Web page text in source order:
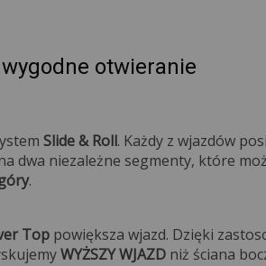
otwieranie
Slide & Roll. Każdy z wjazdów
dwa niezależne segmenty, które
Top powiększa wjazd. Dzięki
WYŻSZY WJAZD niż ściana